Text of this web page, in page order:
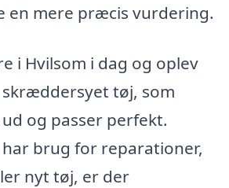
en mere præcis vurdering.
i Hvilsom i dag og oplev
tøj, som
og passer perfekt.
brug for reparationer,
nyt tøj, er der